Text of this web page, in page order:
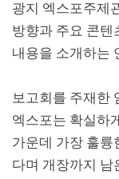
광지 엑스포주제
방향과 주요 콘텐
내용을 소개하는
보고회를 주재한
엑스포는 확실하
가운데 가장 훌륭
다며 개장까지 남